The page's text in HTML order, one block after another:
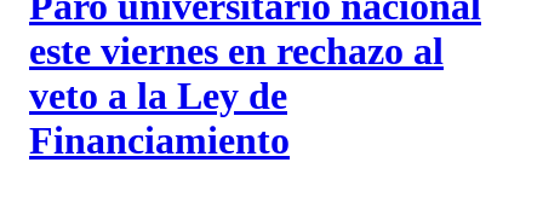
este viernes en rechazo al
veto a la Ley de
Financiamiento